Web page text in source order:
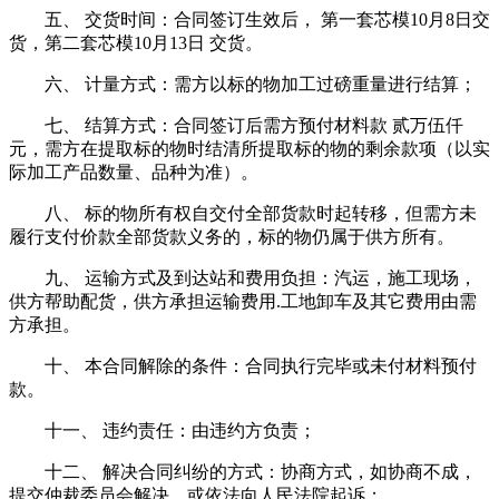
五、 交货时间：合同签订生效后， 第一套芯模10月8日交
货，第二套芯模10月13日 交货。
六、 计量方式：需方以标的物加工过磅重量进行结算；
七、 结算方式：合同签订后需方预付材料款 贰万伍仟
元，需方在提取标的物时结清所提取标的物的剩余款项（以实
际加工产品数量、品种为准）。
八、 标的物所有权自交付全部货款时起转移，但需方未
履行支付价款全部货款义务的，标的物仍属于供方所有。
九、 运输方式及到达站和费用负担：汽运，施工现场，
供方帮助配货，供方承担运输费用.工地卸车及其它费用由需
方承担。
十、 本合同解除的条件：合同执行完毕或未付材料预付
款。
十一、 违约责任：由违约方负责；
十二、 解决合同纠纷的方式：协商方式，如协商不成，
提交仲裁委员会解决，或依法向人民法院起诉；